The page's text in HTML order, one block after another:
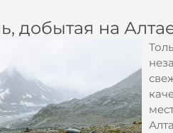
добытая на